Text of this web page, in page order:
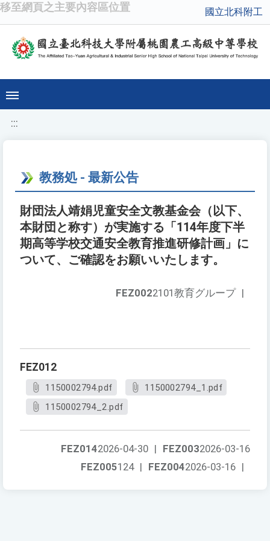
移至網頁之主要內容區位置 國立北科附工
:::
教務処 - 最新公告
財団法人靖娟児童安全文教基金会（以下、
本財団と称す）が実施する「114年度下半
期高等学校交通安全教育推進研修計画」に
ついて、ご確認をお願いいたします。
FEZ0022101教育グループ |
FEZ012
1150002794.pdf
1150002794_1.pdf
1150002794_2.pdf
FEZ0032026-03-16
FEZ0142026-04-30 |
FEZ0042026-03-16 |
FEZ005124 |